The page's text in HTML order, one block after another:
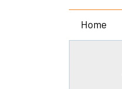
Home